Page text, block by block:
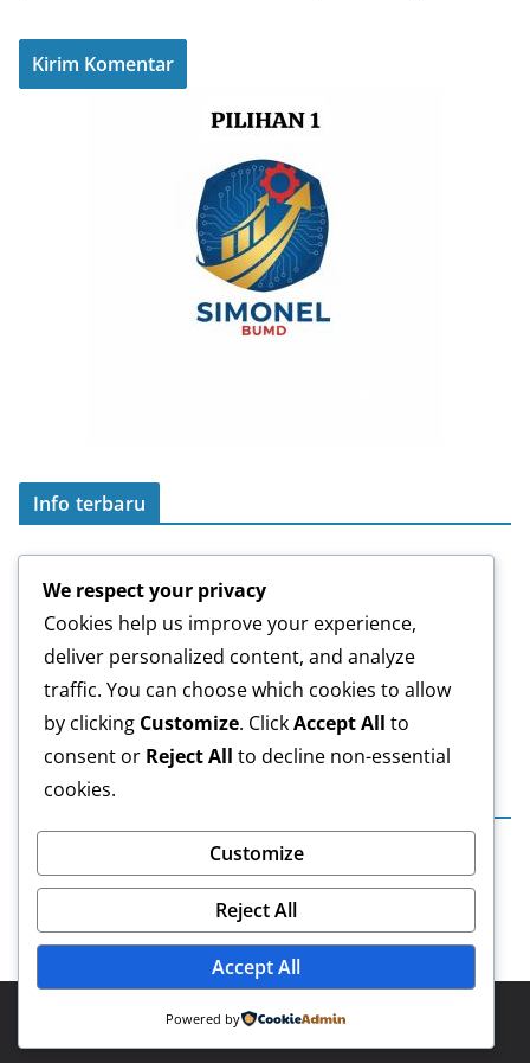
Info terbaru
Laporan Keuangan Tahun 2024 01/08/2025
Laporan Keuangan Tahun 2023
23/07/2024
LOWONGAN PEKERJAAN
03/06/2024
(tanpa judul) 07/11/2023
Arsip Info
PERUMDA GRAHA HUSADA MEDIKA
We respect your privacy
Cookies help us improve your experience,
deliver personalized content, and analyze
traffic. You can choose which cookies to allow
by clicking Customize. ClickAccept All to
consent or Reject All to decline non-essential
cookies.
Customize
Reject All
Accept All
Powered by